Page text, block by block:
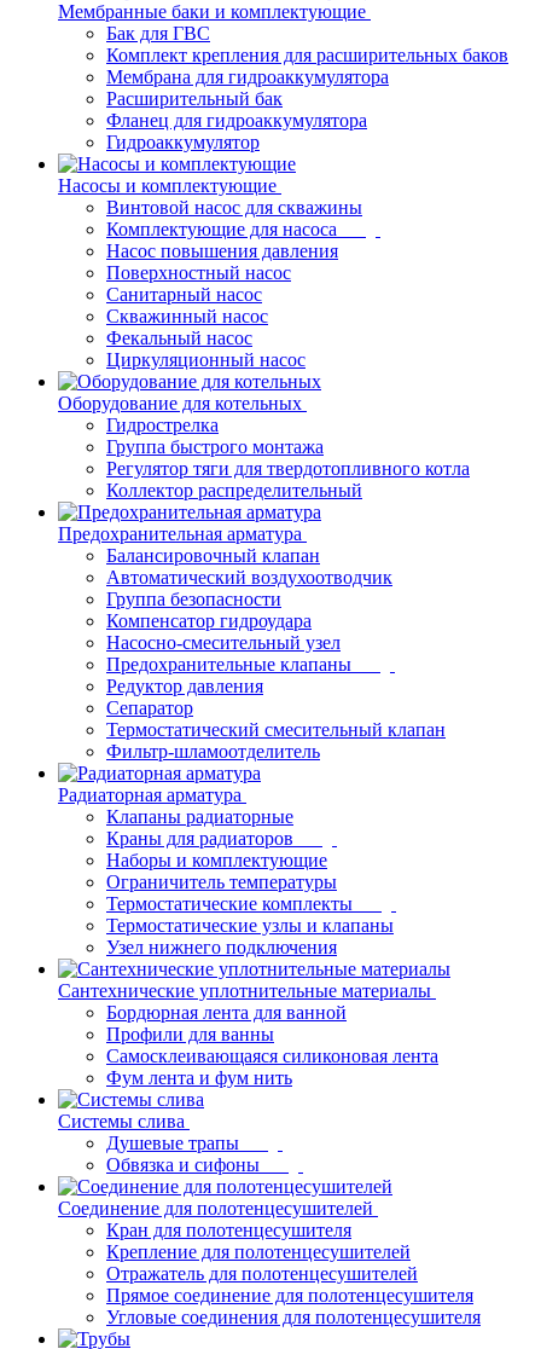
Мембранные баки и комплектующие
Бак для ГВС
Комплект крепления для расширительных баков
Мембрана для гидроаккумулятора
Расширительный бак
Фланец для гидроаккумулятора
Гидроаккумулятор
Насосы и комплектующие
Винтовой насос для скважины
Комплектующие для насоса
Насос повышения давления
Поверхностный насос
Санитарный насос
Скважинный насос
Фекальный насос
Циркуляционный насос
Оборудование для котельных
Гидрострелка
Группа быстрого монтажа
Регулятор тяги для твердотопливного котла
Коллектор распределительный
Предохранительная арматура
Балансировочный клапан
Автоматический воздухоотводчик
Группа безопасности
Компенсатор гидроудара
Насосно-смесительный узел
Предохранительные клапаны
Редуктор давления
Сепаратор
Термостатический смесительный клапан
Фильтр-шламоотделитель
Радиаторная арматура
Клапаны радиаторные
Краны для радиаторов
Наборы и комплектующие
Ограничитель температуры
Термостатические комплекты
Термостатические узлы и клапаны
Узел нижнего подключения
Сантехнические уплотнительные материалы
Бордюрная лента для ванной
Профили для ванны
Самосклеивающаяся силиконовая лента
Фум лента и фум нить
Системы слива
Душевые трапы
Обвязка и сифоны
Соединение для полотенцесушителей
Кран для полотенцесушителя
Крепление для полотенцесушителей
Отражатель для полотенцесушителей
Прямое соединение для полотенцесушителя
Угловые соединения для полотенцесушителя